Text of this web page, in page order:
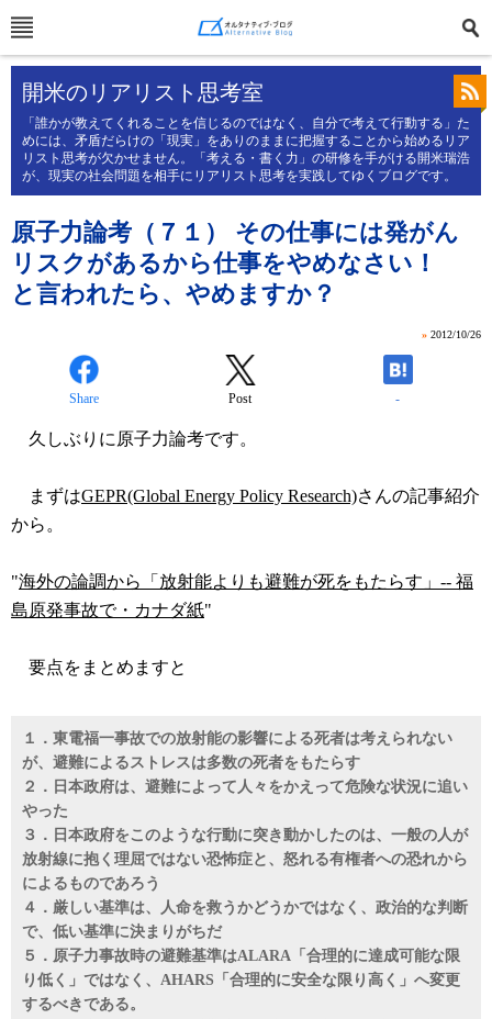
開米のリアリスト思考室
「誰かが教えてくれることを信じるのではなく、自分で考えて行動する」た
めには、矛盾だらけの「現実」をありのままに把握することから始めるリア
リスト思考が欠かせません。「考える・書く力」の研修を手がける開米瑞浩
が、現実の社会問題を相手にリアリスト思考を実践してゆくブログです。
原子力論考（７１） その仕事には発がん
リスクがあるから仕事をやめなさい！
と言われたら、やめますか？
» 2012/10/26
Share Post -
久しぶりに原子力論考です。
まずはGEPR(Global Energy Policy Research)さんの記事紹介
から。
"海外の論調から「放射能よりも避難が死をもたらす」-- 福
島原発事故で・カナダ紙"
要点をまとめますと
１．東電福一事故での放射能の影響による死者は考えられない
が、避難によるストレスは多数の死者をもたらす
２．日本政府は、避難によって人々をかえって危険な状況に追い
やった
３．日本政府をこのような行動に突き動かしたのは、一般の人が
放射線に抱く理屈ではない恐怖症と、怒れる有権者への恐れから
によるものであろう
４．厳しい基準は、人命を救うかどうかではなく、政治的な判断
で、低い基準に決まりがちだ
５．原子力事故時の避難基準はALARA「合理的に達成可能な限
り低く」ではなく、AHARS「合理的に安全な限り高く」へ変更
するべきである。